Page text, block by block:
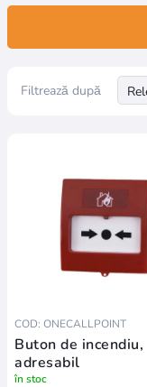
Filtrează după
COD: ONECALLPOINT
Buton de incendiu,
adresabil
în stoc